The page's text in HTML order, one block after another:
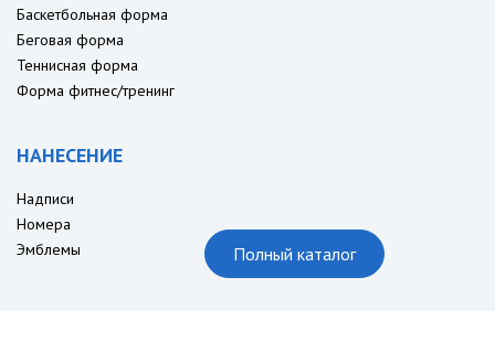
Баскетбольная форма
Беговая форма
Теннисная форма
Форма фитнес/тренинг
НАНЕСЕНИЕ
Надписи
Номера
Эмблемы
Полный каталог